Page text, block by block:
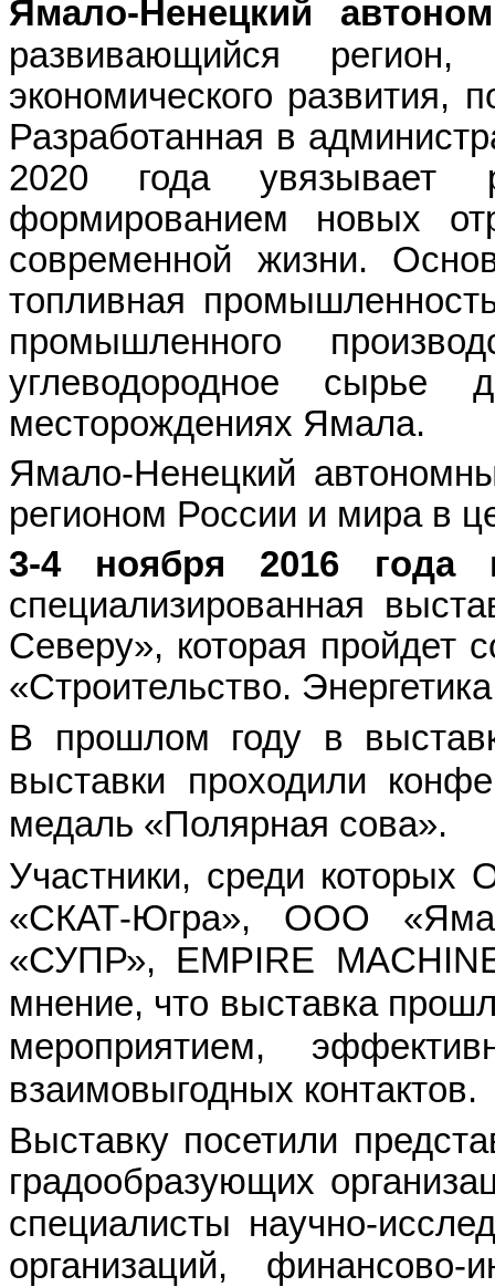
Ямалo-Ненецкий
развивающийся
экономического
Разработанная в
2020 года увязывает
формированием новых
современной жизни.
топливная
промышленного
углеводородное
месторождениях Ямала.
Ямало-Ненецкий
регионом России и мира в
3-4 ноября 2016 годав
специализированная
Северу», которая пройдет
«Строительство.
В прошлом году в
выставки проходили
медаль «Полярная сова».
Участники, среди которых
«СКАТ-Югра», ООО
«СУПР», EMPIRE
мнение, что выставка
мероприятием,
взаимовыгодных контактов.
Выставку посетили
градообразующих
специалисты научно-
организаций,